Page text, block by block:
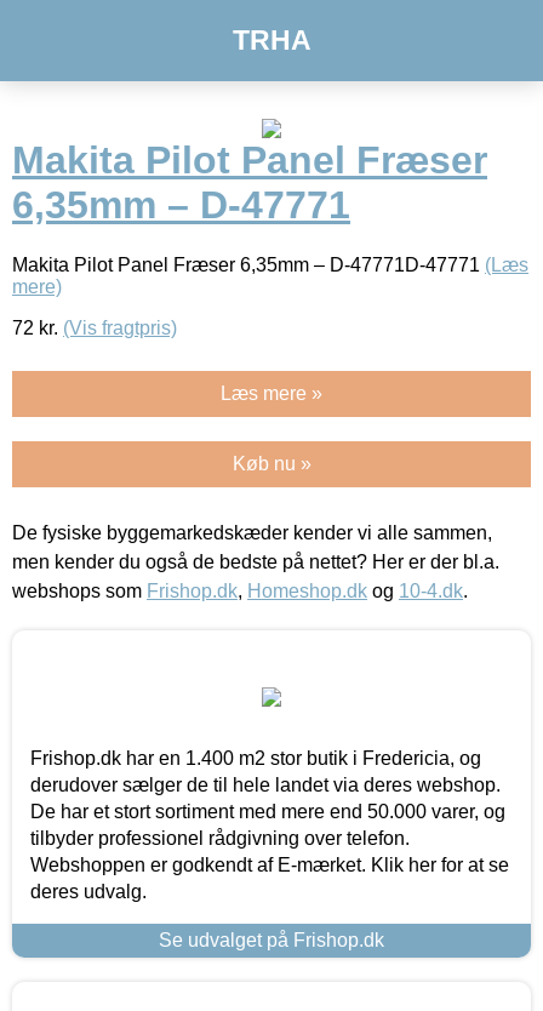
TRHA
Makita Pilot Panel Fræser
6,35mm – D-47771
Makita Pilot Panel Fræser 6,35mm – D-47771D-47771 (Læs
mere)
72 kr. (Vis fragtpris)
Læs mere »
Køb nu »
De fysiske byggemarkedskæder kender vi alle sammen,
men kender du også de bedste på nettet? Her er der bl.a.
webshops som Frishop.dk, Homeshop.dk og 10-4.dk.
Frishop.dk har en 1.400 m2 stor butik i Fredericia, og
derudover sælger de til hele landet via deres webshop.
De har et stort sortiment med mere end 50.000 varer, og
tilbyder professionel rådgivning over telefon.
Webshoppen er godkendt af E-mærket. Klik her for at se
deres udvalg.
Se udvalget på Frishop.dk